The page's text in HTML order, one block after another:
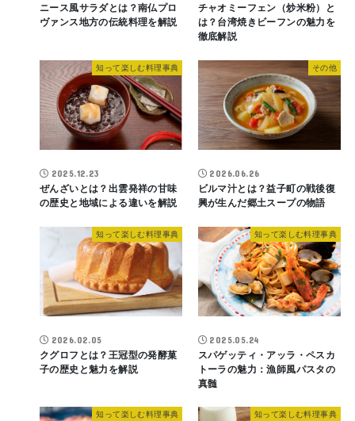
ニース風サラダとは？南仏プロ
ヴァンス地方の伝統料理を解説
チャオミーフェン（炒米粉）と
は？台湾焼きビーフンの魅力を
徹底解説
知って楽しむ料理事典
2025.12.23
ぜんざいとは？出雲発祥の甘味
の歴史と地域による違いを解説
その他
2026.06.26
ビルマ汁とは？益子町の戦後復
興が生んだ郷土スープの物語
知って楽しむ料理事典
2026.02.05
クグロフとは？王冠型の発酵菓
子の歴史と魅力を解説
知って楽しむ料理事典
2025.05.24
スパゲッティ・アッラ・ペスカ
トーラの魅力：漁師風パスタの
真髄
知って楽しむ料理事典 知って楽しむ料理事典